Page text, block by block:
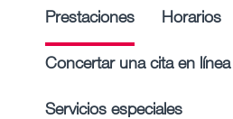
Prestaciones Horarios
Concertar una cita en línea
Servicios especiales